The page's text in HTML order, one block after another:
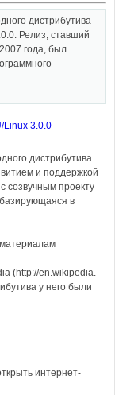
дистрибутива
Релиз, ставший
года, был
дистрибутива
и поддержкой
созвучным проекту
в
(http://en.wikipedia.
у него были
интернет-